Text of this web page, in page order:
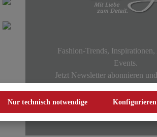
Fashion-Trends,
Events.
Jetzt Newsletter abonnieren
Nur technisch notwendige Konfigurieren